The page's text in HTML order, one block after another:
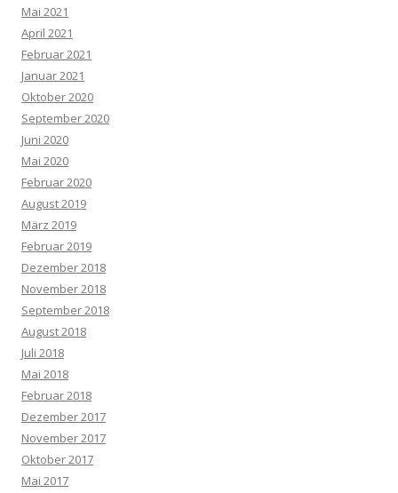
Mai 2021
April 2021
Februar 2021
Januar 2021
Oktober 2020
September 2020
Juni 2020
Mai 2020
Februar 2020
August 2019
März 2019
Februar 2019
Dezember 2018
November 2018
September 2018
August 2018
Juli 2018
Mai 2018
Februar 2018
Dezember 2017
November 2017
Oktober 2017
Mai 2017